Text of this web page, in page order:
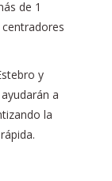
de 1
y
a
la